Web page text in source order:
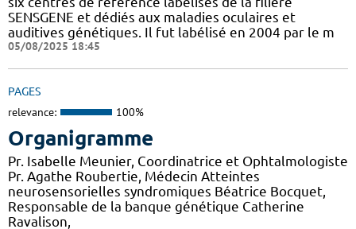
SENSGENE et dédiés aux maladies oculaires et
auditives génétiques. Il fut labélisé en 2004 par le m
05/08/2025 18:45
PAGES
relevance: 100%
Organigramme
Pr. Isabelle Meunier, Coordinatrice et Ophtalmologiste
Pr. Agathe Roubertie, Médecin Atteintes
neurosensorielles syndromiques Béatrice Bocquet,
Responsable de la banque génétique Catherine
Ravalison,